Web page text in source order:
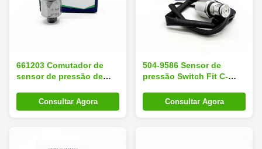
661203 Comutador de
sensor de pressão de
Consultar Agora
504-9586 Sensor de
pressão Switch Fit C-
Consultar Agora